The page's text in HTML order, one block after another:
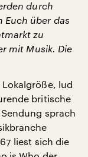
durch
Euch über das
zu
mit Musik. Die
Lokalgröße, lud
britische
sprach
liest sich die